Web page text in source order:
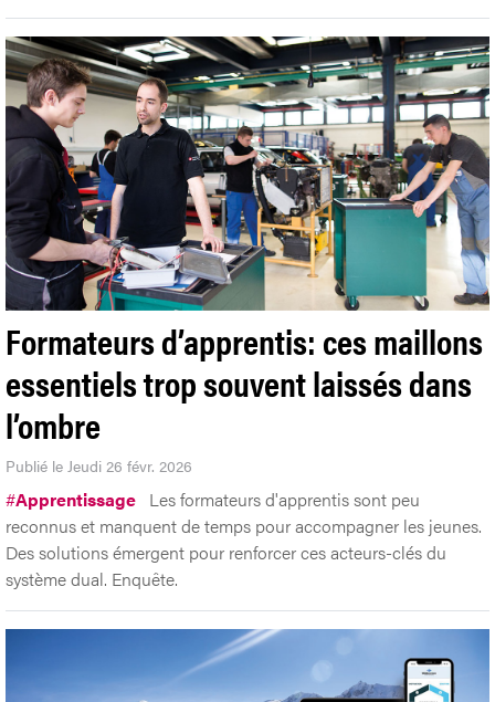
Formateurs d’apprentis: ces maillons
essentiels trop souvent laissés dans
l’ombre
Publié le Jeudi 26 févr. 2026
#Apprentissage Les formateurs d'apprentis sont peu
reconnus et manquent de temps pour accompagner les jeunes.
Des solutions émergent pour renforcer ces acteurs-clés du
système dual. Enquête.